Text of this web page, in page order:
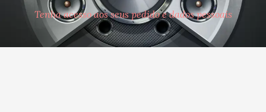
E-mail:suporte@proaudiosp.com.br
End:A. Kumaki Aoki, 630 - Jd. Helena
- SP
Tenha acesso aos seus pedido e dados pessoais